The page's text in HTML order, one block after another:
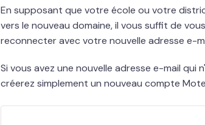
En supposant que votre école ou votre
vers le nouveau domaine, il vous suffit de
reconnecter avec votre nouvelle adresse e-
Si vous avez une nouvelle adresse e-mail
créerez simplement un nouveau compte